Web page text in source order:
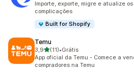
Importe, exporte, migre e atualize
complicações
Built for Shopify
Temu
3,9de 5 estrelas
(11)
11 avaliações ao todo
•Grátis
App oficial da Temu - Comece a
compradores na Temu